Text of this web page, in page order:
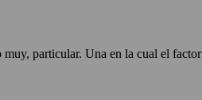
particular. Una en la cual el